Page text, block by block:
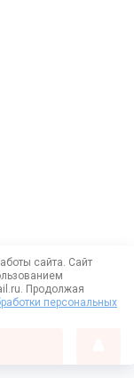
сайта. Сайт
Продолжая
персональных